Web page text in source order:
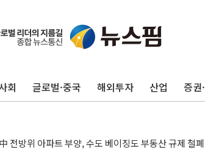
회 글로벌·중국 해외투자 산업 증권
해중부 전 해상 풍랑주의보…10일까지 최대 3.5m 높
일 폭염에 온열질환 사망 23명…정부, 비상대응기구
인제 용대리 계곡서 수위 상승으로 피서객 7명 고립…전